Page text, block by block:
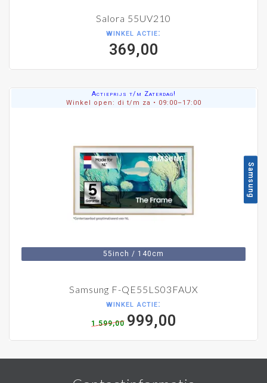
Salora 55UV210
winkel actie:
369,00
Samsung
55inch / 140cm
Actieprijs t/m Zaterdag!
Winkel open: di t/m za • 09:00–17:00
Samsung F-QE55LS03FAUX
winkel actie:
1.599,00 999,00